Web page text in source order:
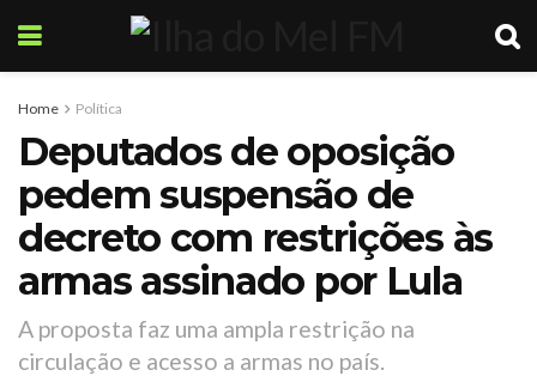
Home Política
Deputados de oposição
pedem suspensão de
decreto com restrições às
armas assinado por Lula
A proposta faz uma ampla restrição na
circulação e acesso a armas no país.